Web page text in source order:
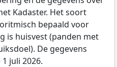
Kadaster. Het soort
bepaald voor
is huisvest (panden met
De gegevens
juli 2026.